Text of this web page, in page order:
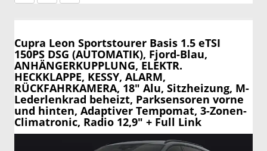
Cupra Leon Sportstourer Basis 1.5 eTSI
150PS DSG (AUTOMATIK), Fjord-Blau,
ANHÄNGERKUPPLUNG, ELEKTR.
HECKKLAPPE, KESSY, ALARM,
RÜCKFAHRKAMERA, 18" Alu, Sitzheizung, M-
Lederlenkrad beheizt, Parksensoren vorne
und hinten, Adaptiver Tempomat, 3-Zonen-
Climatronic, Radio 12,9" + Full Link